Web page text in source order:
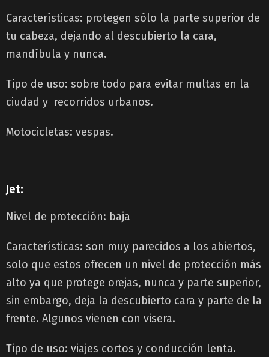
Características: protegen sólo la parte superior de
tu cabeza, dejando al descubierto la cara,
mandíbula y nunca.
Tipo de uso: sobre todo para evitar multas en la
ciudad y recorridos urbanos.
Motocicletas: vespas.
Jet:
Nivel de protección: baja
Características: son muy parecidos a los abiertos,
solo que estos ofrecen un nivel de protección más
alto ya que protege orejas, nunca y parte superior,
sin embargo, deja la descubierto cara y parte de la
frente. Algunos vienen con visera.
Tipo de uso: viajes cortos y conducción lenta.